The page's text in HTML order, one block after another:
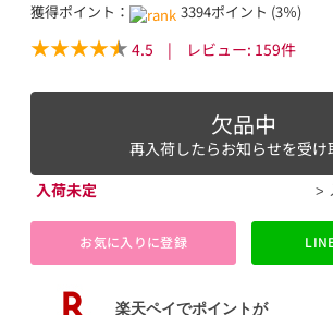
獲得ポイント： 3394ポイント (3％)
4.5 | レビュー: 159件
欠品中
再入荷したらお知らせを受け
入荷未定
お気に入りに登録